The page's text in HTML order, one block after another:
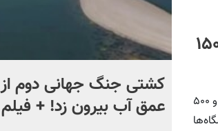
وزارتخانه‌های دفاع و علوم در ۱۵۰۰
همشهری آنلاین: معاون پژوهش و فناوری وزیر علوم، تحقیقات و فناوری گفت: در حال حاضر بیش از یک هزار و ۵۰۰
کشتی‌ جنگ جهانی دوم از
عمق آب بیرون زد! + فیلم